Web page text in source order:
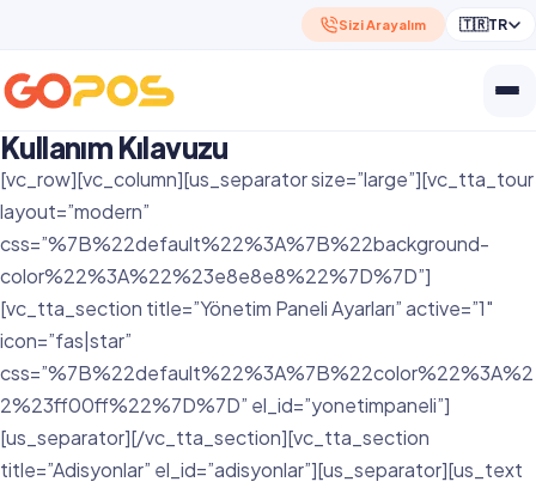
Sizi Arayalım 🇹🇷TR
Kullanım Kılavuzu
[vc_row][vc_column][us_separator size=”large”][vc_tta_tour
layout=”modern”
css=”%7B%22default%22%3A%7B%22background-
color%22%3A%22%23e8e8e8%22%7D%7D”]
[vc_tta_section title=”Yönetim Paneli Ayarları” active=”1″
icon=”fas|star”
css=”%7B%22default%22%3A%7B%22color%22%3A%2
2%23ff00ff%22%7D%7D” el_id=”yonetimpaneli”]
[us_separator][/vc_tta_section][vc_tta_section
title=”Adisyonlar” el_id=”adisyonlar”][us_separator][us_text